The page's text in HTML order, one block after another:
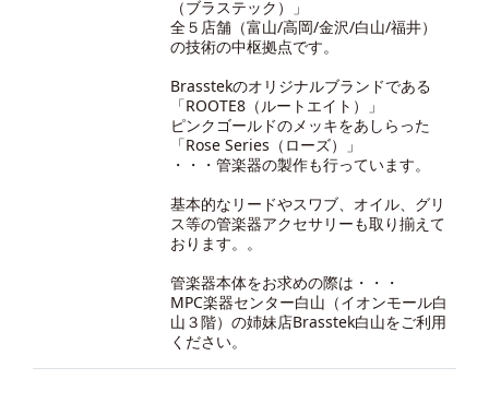
（ブラステック）」
全５店舗（富山/高岡/金沢/白山/福井）
の技術の中枢拠点です。
Brasstekのオリジナルブランドである
「ROOTE8（ルートエイト）」
ピンクゴールドのメッキをあしらった
「Rose Series（ローズ）」
・・・管楽器の製作も行っています。
基本的なリードやスワブ、オイル、グリ
ス等の管楽器アクセサリーも取り揃えて
おります。。
管楽器本体をお求めの際は・・・
MPC楽器センター白山（イオンモール白
山３階）の姉妹店Brasstek白山をご利用
ください。